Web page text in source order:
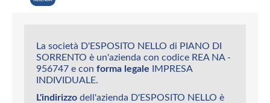
La società D'ESPOSITO NELLO di PIANO DI
SORRENTO è un'azienda con codice REA NA -
956747 e con forma legale IMPRESA
INDIVIDUALE.
L'indirizzo dell'azienda D'ESPOSITO NELLO è